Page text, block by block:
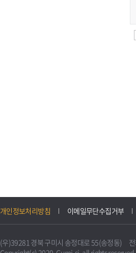
개인정보처리방침 이메일무단수집거부
(우)39281 경북 구미시 송정대로 55(송정동)